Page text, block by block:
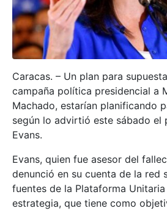
Caracas. – Un plan para
campaña política presidencial a
Machado, estarían planificando
según lo advirtió este sábado el
Evans.
Evans, quien fue asesor del
denunció en su cuenta de la red
fuentes de la Plataforma
estrategia, que tiene como